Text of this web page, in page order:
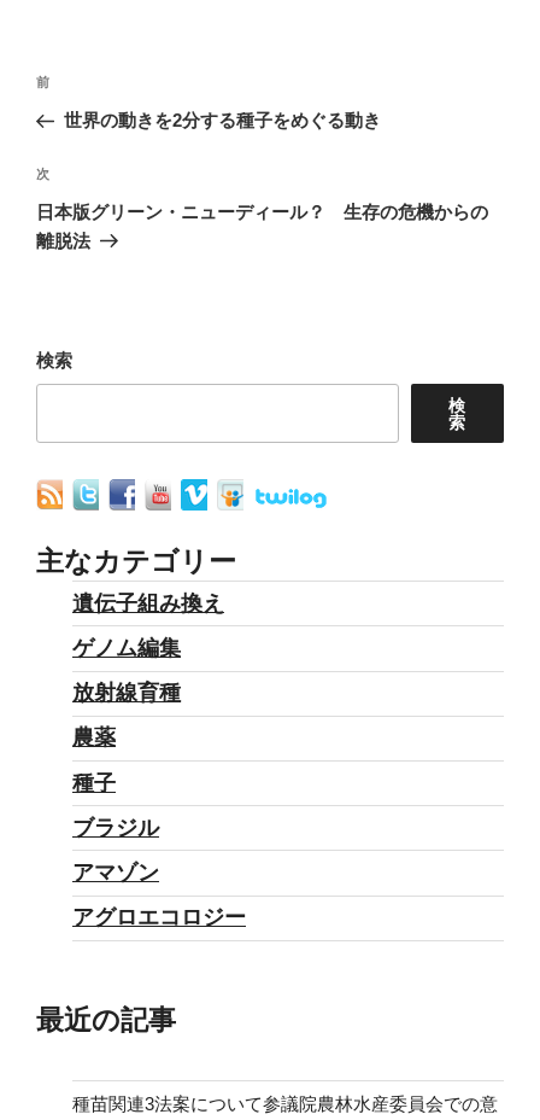
投
稿
ビ
ゲ
ー
ン
前
の
稿
前
世界の動きを2分する種子をめぐる動き
次
の
投
次
日本版グリーン・ニューディール？ 生存の危機からの
離脱法
検索
検
索
主なカテゴリー
遺伝子組み換え
ゲノム編集
放射線育種
農薬
種子
ブラジル
アマゾン
アグロエコロジー
最近の記事
種苗関連3法案について参議院農林水産委員会での意